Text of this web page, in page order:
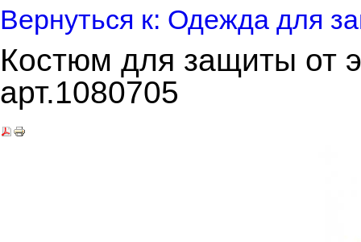
Вернуться к: Одежда для
Костюм для защиты от
арт.1080705